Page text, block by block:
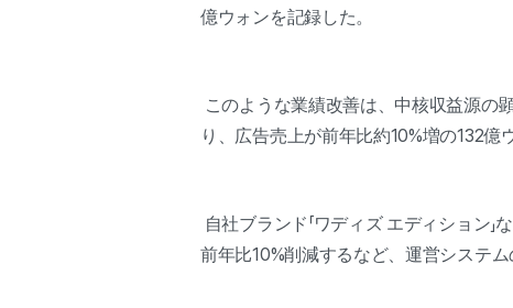
億ウォンを記録した。
このような業績改善は、中核収益源の
り、広告売上が前年比約10%増の132億
自社ブランド「ワディズ エディション
前年比10%削減するなど、運営システム